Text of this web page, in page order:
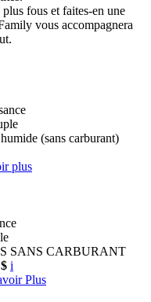
fous et faites-en une
vous accompagnera
(sans carburant)
plus
SANS CARBURANT
i
Plus